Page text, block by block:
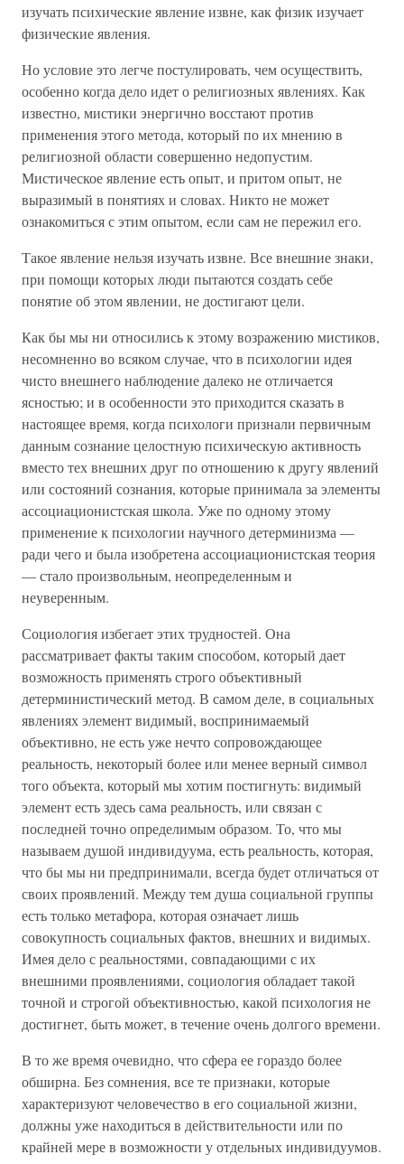
изучать психические явление извне, как физик изучает
физические явления.
Но условие это легче постулировать, чем осуществить,
особенно когда дело идет о религиозных явлениях. Как
известно, мистики энергично восстают против
применения этого метода, который по их мнению в
религиозной области совершенно недопустим.
Мистическое явление есть опыт, и притом опыт, не
выразимый в понятиях и словах. Никто не может
ознакомиться с этим опытом, если сам не пережил его.
Такое явление нельзя изучать извне. Все внешние знаки,
при помощи которых люди пытаются создать себе
понятие об этом явлении, не достигают цели.
Как бы мы ни относились к этому возражению мистиков,
несомненно во всяком случае, что в психологии идея
чисто внешнего наблюдение далеко не отличается
ясностью; и в особенности это приходится сказать в
настоящее время, когда психологи признали первичным
данным сознание целостную психическую активность
вместо тех внешних друг по отношению к другу явлений
или состояний сознания, которые принимала за элементы
ассоциационистская школа. Уже по одному этому
применение к психологии научного детерминизма —
ради чего и была изобретена ассоциационистская теория
— стало произвольным, неопределенным и
неуверенным.
Социология избегает этих трудностей. Она
рассматривает факты таким способом, который дает
возможность применять строго объективный
детерминистический метод. В самом деле, в социальных
явлениях элемент видимый, воспринимаемый
объективно, не есть уже нечто сопровождающее
реальность, некоторый более или менее верный символ
того объекта, который мы хотим постигнуть: видимый
элемент есть здесь сама реальность, или связан с
последней точно определимым образом. То, что мы
называем душой индивидуума, есть реальность, которая,
что бы мы ни предпринимали, всегда будет отличаться от
своих проявлений. Между тем душа социальной группы
есть только метафора, которая означает лишь
совокупность социальных фактов, внешних и видимых.
Имея дело с реальностями, совпадающими с их
внешними проявлениями, социология обладает такой
точной и строгой объективностью, какой психология не
достигнет, быть может, в течение очень долгого времени.
В то же время очевидно, что сфера ее гораздо более
обширна. Без сомнения, все те признаки, которые
характеризуют человечество в его социальной жизни,
должны уже находиться в действительности или по
крайней мере в возможности у отдельных индивидуумов.